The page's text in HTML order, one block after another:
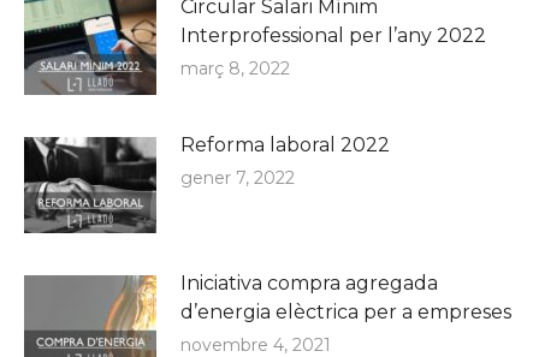
Circular Salari Mínim
Interprofessional per l’any 2022
març 8, 2022
Reforma laboral 2022
gener 7, 2022
Iniciativa compra agregada
d’energia elèctrica per a empreses
novembre 4, 2021